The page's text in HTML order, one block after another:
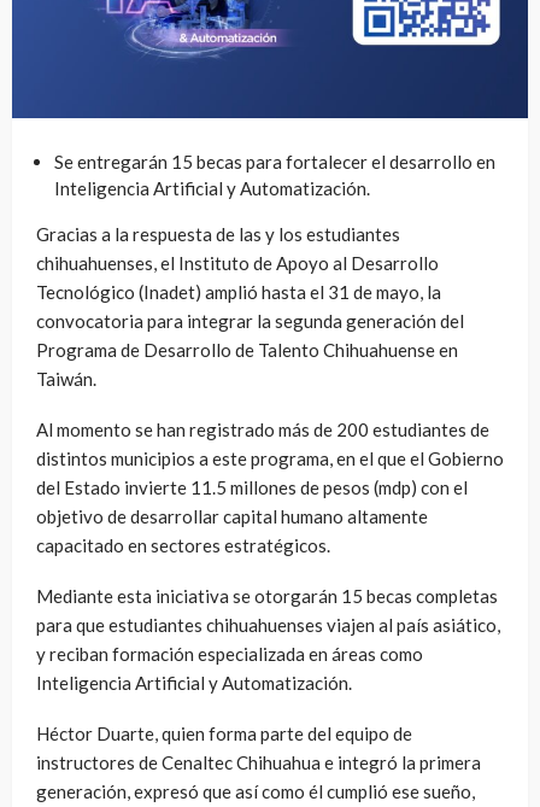
Se entregarán 15 becas para fortalecer el desarrollo en
Inteligencia Artificial y Automatización.
Gracias a la respuesta de las y los estudiantes
chihuahuenses, el Instituto de Apoyo al Desarrollo
Tecnológico (Inadet) amplió hasta el 31 de mayo, la
convocatoria para integrar la segunda generación del
Programa de Desarrollo de Talento Chihuahuense en
Taiwán.
Al momento se han registrado más de 200 estudiantes de
distintos municipios a este programa, en el que el Gobierno
del Estado invierte 11.5 millones de pesos (mdp) con el
objetivo de desarrollar capital humano altamente
capacitado en sectores estratégicos.
Mediante esta iniciativa se otorgarán 15 becas completas
para que estudiantes chihuahuenses viajen al país asiático,
y reciban formación especializada en áreas como
Inteligencia Artificial y Automatización.
Héctor Duarte, quien forma parte del equipo de
instructores de Cenaltec Chihuahua e integró la primera
generación, expresó que así como él cumplió ese sueño,